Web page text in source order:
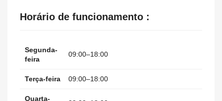
Horário de funcionamento :
Segunda-
feira
09:00–18:00
Terça-feira 09:00–18:00
Quarta-